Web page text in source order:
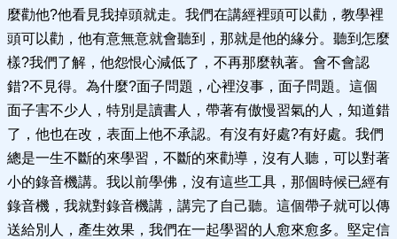
麼勸他?他看見我掉頭就走。我們在講經裡頭可以勸，教學裡
頭可以勸，他有意無意就會聽到，那就是他的緣分。聽到怎麼
樣?我們了解，他怨恨心減低了，不再那麼執著。會不會認
錯?不見得。為什麼?面子問題，心裡沒事，面子問題。這個
面子害不少人，特別是讀書人，帶著有傲慢習氣的人，知道錯
了，他也在改，表面上他不承認。有沒有好處?有好處。我們
總是一生不斷的來學習，不斷的來勸導，沒有人聽，可以對著
小的錄音機講。我以前學佛，沒有這些工具，那個時候已經有
錄音機，我就對錄音機講，講完了自己聽。這個帶子就可以傳
送給別人，產生效果，我們在一起學習的人愈來愈多。堅定信